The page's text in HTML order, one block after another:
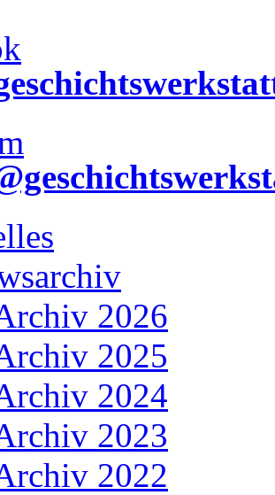
2026
2025
2024
2023
2022